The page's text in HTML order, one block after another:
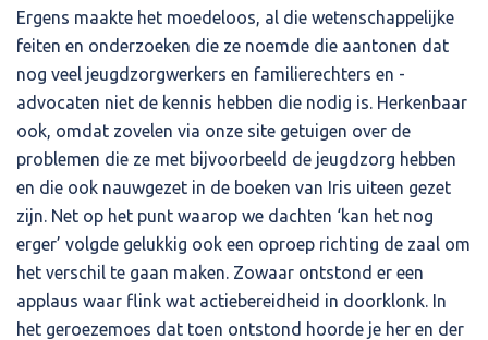
Ergens maakte het moedeloos, al die wetenschappelijke
feiten en onderzoeken die ze noemde die aantonen dat
nog veel jeugdzorgwerkers en familierechters en -
advocaten niet de kennis hebben die nodig is. Herkenbaar
ook, omdat zovelen via onze site getuigen over de
problemen die ze met bijvoorbeeld de jeugdzorg hebben
en die ook nauwgezet in de boeken van Iris uiteen gezet
zijn. Net op het punt waarop we dachten ‘kan het nog
erger’ volgde gelukkig ook een oproep richting de zaal om
het verschil te gaan maken. Zowaar ontstond er een
applaus waar flink wat actiebereidheid in doorklonk. In
het geroezemoes dat toen ontstond hoorde je her en der